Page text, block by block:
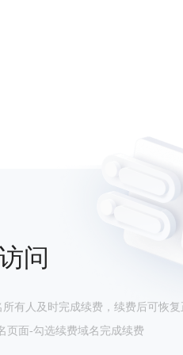
问
有人及时完成续费，续费后可恢复
页面-勾选续费域名完成续费